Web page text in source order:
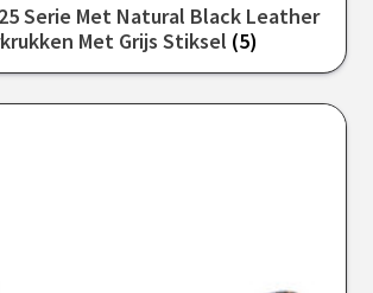
Serie Met Natural Black Leather
Met Grijs Stiksel (5)